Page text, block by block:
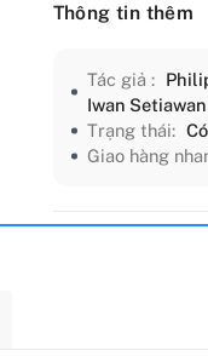
Thông tin thêm
Tác giả :
Iwan Setiawan
Trạng thái:
Giao hàng